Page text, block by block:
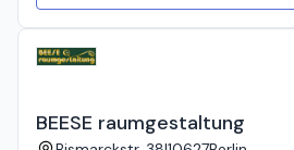
BEESE raumgestaltung